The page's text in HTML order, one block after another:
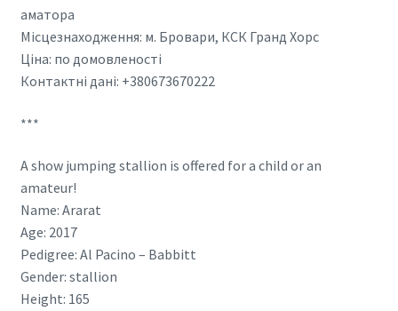
аматора
Місцезнаходження: м. Бровари, КСК Гранд Хорс
Ціна: по домовленості
Контактні дані: +380673670222
***
A show jumping stallion is offered for a child or an
amateur!
Name: Ararat
Age: 2017
Pedigree: Al Pacino – Babbitt
Gender: stallion
Height: 165